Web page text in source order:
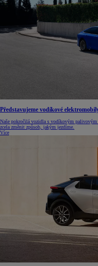
Představujeme vodíkové
Naše pokročilá vozidla s vodíkovým
zcela změnit způsob, jakým jezdíme.
Více